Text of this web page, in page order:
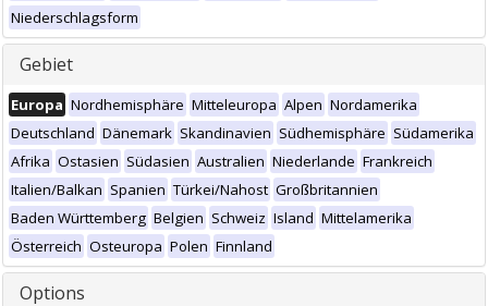
Niederschlagsform
Gebiet
Europa Nordhemisphäre Mitteleuropa Alpen Nordamerika
Deutschland Dänemark Skandinavien Südhemisphäre Südamerika
Afrika Ostasien Südasien Australien Niederlande Frankreich
Italien/Balkan Spanien Türkei/Nahost Großbritannien
Baden Württemberg Belgien Schweiz Island Mittelamerika
Österreich Osteuropa Polen Finnland
Options